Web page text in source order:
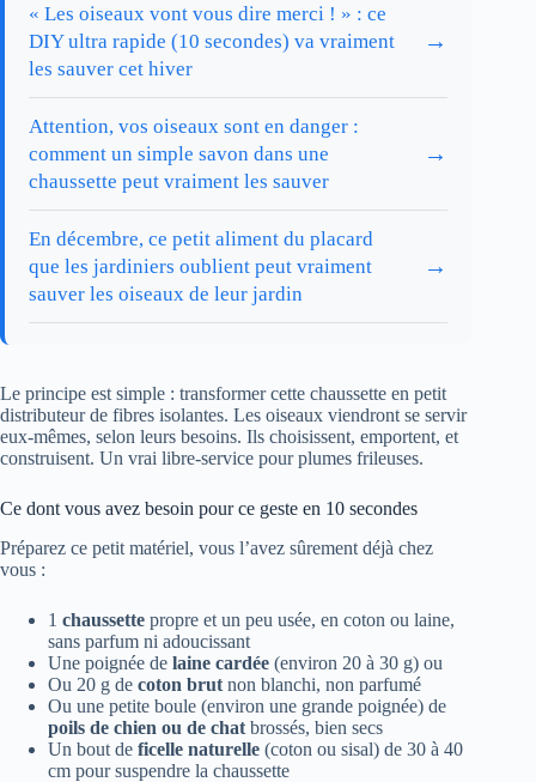
« Les oiseaux vont vous dire merci ! » : ce
DIY ultra rapide (10 secondes) va vraiment
les sauver cet hiver
→
Attention, vos oiseaux sont en danger :
comment un simple savon dans une
chaussette peut vraiment les sauver
→
En décembre, ce petit aliment du placard
que les jardiniers oublient peut vraiment
sauver les oiseaux de leur jardin
→
Le principe est simple : transformer cette chaussette en petit
distributeur de fibres isolantes. Les oiseaux viendront se servir
eux-mêmes, selon leurs besoins. Ils choisissent, emportent, et
construisent. Un vrai libre-service pour plumes frileuses.
Ce dont vous avez besoin pour ce geste en 10 secondes
Préparez ce petit matériel, vous l’avez sûrement déjà chez
vous :
1 chaussette propre et un peu usée, en coton ou laine,
sans parfum ni adoucissant
Une poignée de laine cardée (environ 20 à 30 g) ou
Ou 20 g de coton brut non blanchi, non parfumé
Ou une petite boule (environ une grande poignée) de
poils de chien ou de chat brossés, bien secs
Un bout de ficelle naturelle (coton ou sisal) de 30 à 40
cm pour suspendre la chaussette